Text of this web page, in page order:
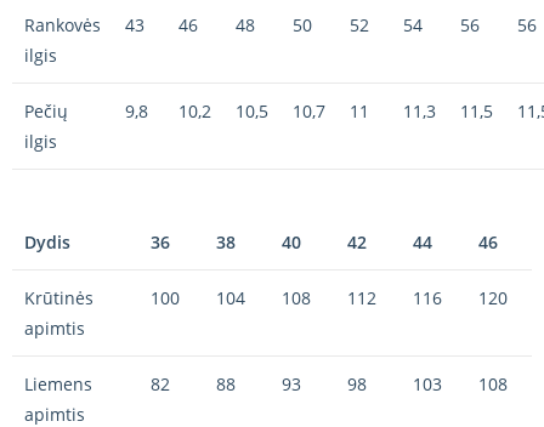
Rankovės
ilgis
43 46 48 50 52 54 56 56
Pečių
ilgis
9,8 10,2 10,5 10,7 11 11,3 11,5
Dydis 36 38 40 42 44 46
Krūtinės
apimtis
100 104 108 112 116 120
Liemens
apimtis
82 88 93 98 103 108